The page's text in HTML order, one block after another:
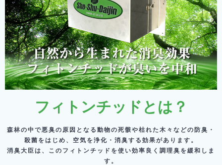
フィトンチッドとは？
森林の中で悪臭の原因となる動物の死骸や枯れた木々などの防臭・
殺菌をはじめ、空気を浄化・消臭する効果があります。
消臭大臣は、このフィトンチッドを使い効率良く調理臭を緩和しま
す。